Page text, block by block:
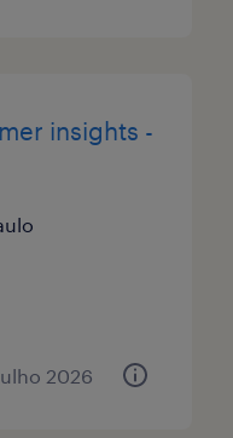
insights -
2026